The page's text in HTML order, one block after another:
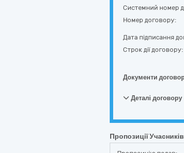
Системний номер
Номер договору:
Дата підписання
Строк дії договору:
Документи
Деталі договору
Пропозиції Учасників